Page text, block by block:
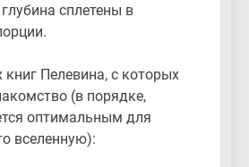
сплетены в
книг Пелевина, с которых
(в порядке,
оптимальным для
вселенную):